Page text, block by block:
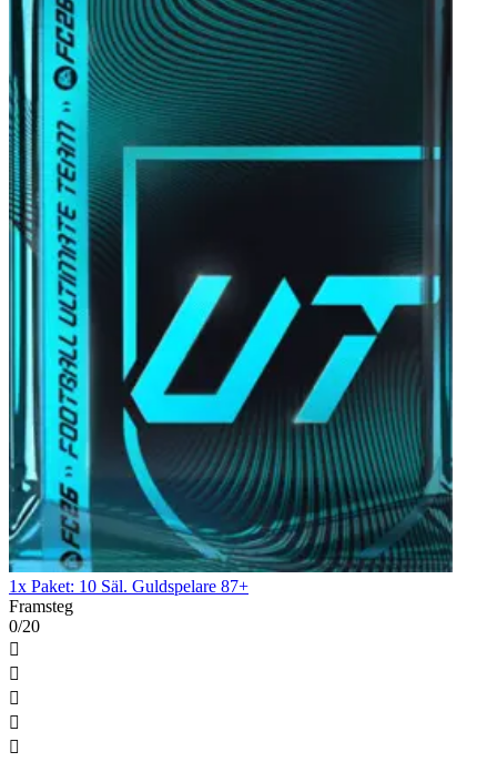
1x Paket: 10 Säl. Guldspelare 87+
Framsteg
0/20




